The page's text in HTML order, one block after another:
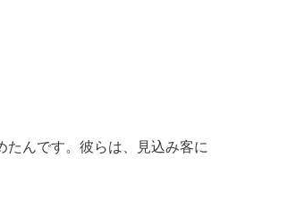
んです。彼らは、見込み客に